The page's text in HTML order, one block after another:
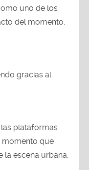
uno de los
del momento.
gracias al
plataformas
momento que
la escena urbana.